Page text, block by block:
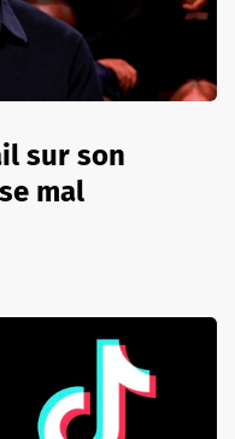
sur son
mal